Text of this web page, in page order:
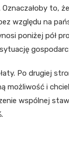
to,
względu na
poniżej pół
Po drugiej
możliwość i
wspólnej